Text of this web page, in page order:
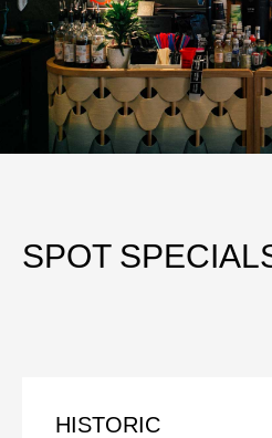
SPOT
HISTORIC